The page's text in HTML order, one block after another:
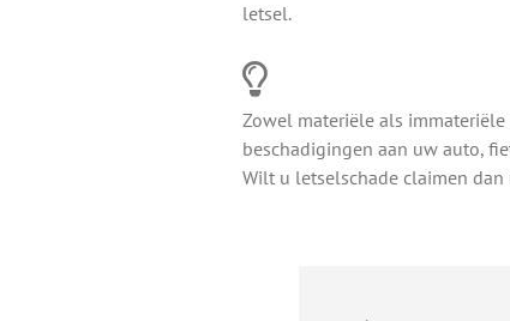
letsel.
Zowel materiële als
beschadigingen aan uw auto,
Wilt u letselschade claimen